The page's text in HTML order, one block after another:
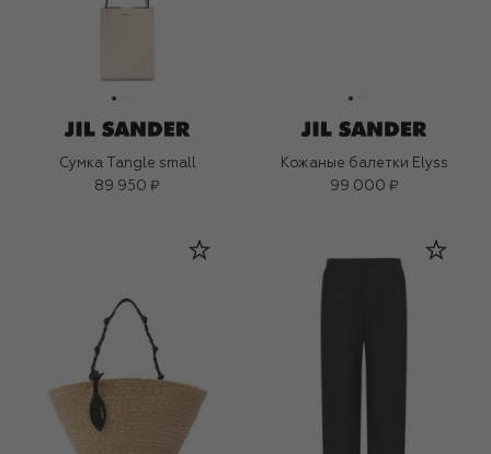
Сумка Tangle small
89 950 ₽
Кожаные балетки Elyss
99 000 ₽